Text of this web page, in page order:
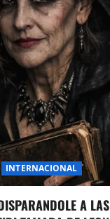
INTERNACIONAL
A LAS